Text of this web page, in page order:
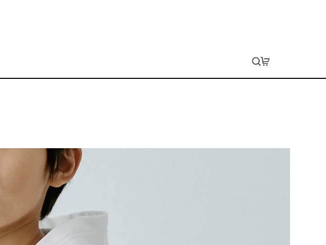
10.0oz スウェットプルオーバーパーカー（キッズ）
品番：BZ-KD005
3,920～
送料無料丨※プリント代、オプション代は別途発生します。
プリントなしで購入する